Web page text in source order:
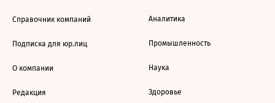
Справочник компаний
Подписка для юр.лиц
О компании
Редакция
Аналитика
Промышленность
Наука
Здоровье